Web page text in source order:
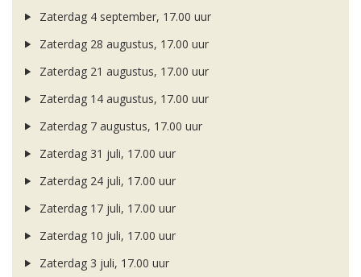
Zaterdag 4 september, 17.00 uur
Zaterdag 28 augustus, 17.00 uur
Zaterdag 21 augustus, 17.00 uur
Zaterdag 14 augustus, 17.00 uur
Zaterdag 7 augustus, 17.00 uur
Zaterdag 31 juli, 17.00 uur
Zaterdag 24 juli, 17.00 uur
Zaterdag 17 juli, 17.00 uur
Zaterdag 10 juli, 17.00 uur
Zaterdag 3 juli, 17.00 uur